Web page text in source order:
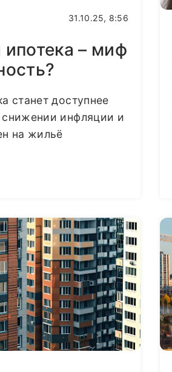
31.10.25, 8:56
– миф
станет доступнее
инфляции и
на жильё